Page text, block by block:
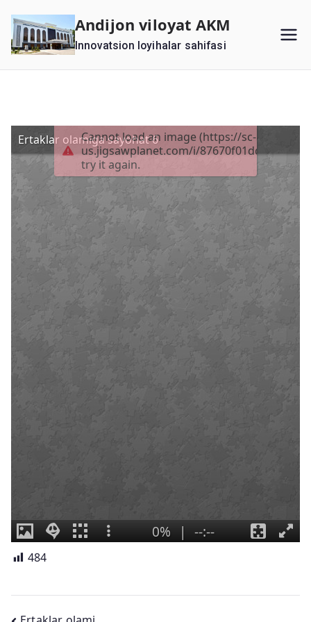
содержимому
Andijon viloyat AKM
Innovatsion loyihalar sahifasi
484